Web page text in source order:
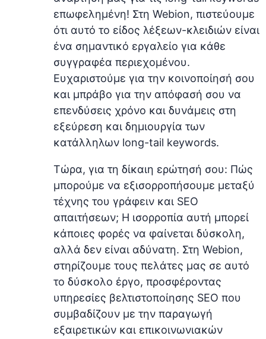
επωφελημένη! Στη Webion, πιστεύουμε
ότι αυτό το είδος λέξεων-κλειδιών είναι
ένα σημαντικό εργαλείο για κάθε
συγγραφέα περιεχομένου.
Ευχαριστούμε για την κοινοποίησή σου
και μπράβο για την απόφασή σου να
επενδύσεις χρόνο και δυνάμεις στη
εξεύρεση και δημιουργία των
κατάλληλων long-tail keywords.
Τώρα, για τη δίκαιη ερώτησή σου: Πώς
μπορούμε να εξισορροπήσουμε μεταξύ
τέχνης του γράφειν και SEO
απαιτήσεων; Η ισορροπία αυτή μπορεί
κάποιες φορές να φαίνεται δύσκολη,
αλλά δεν είναι αδύνατη. Στη Webion,
στηρίζουμε τους πελάτες μας σε αυτό
το δύσκολο έργο, προσφέροντας
υπηρεσίες βελτιστοποίησης SEO που
συμβαδίζουν με την παραγωγή
εξαιρετικών και επικοινωνιακών